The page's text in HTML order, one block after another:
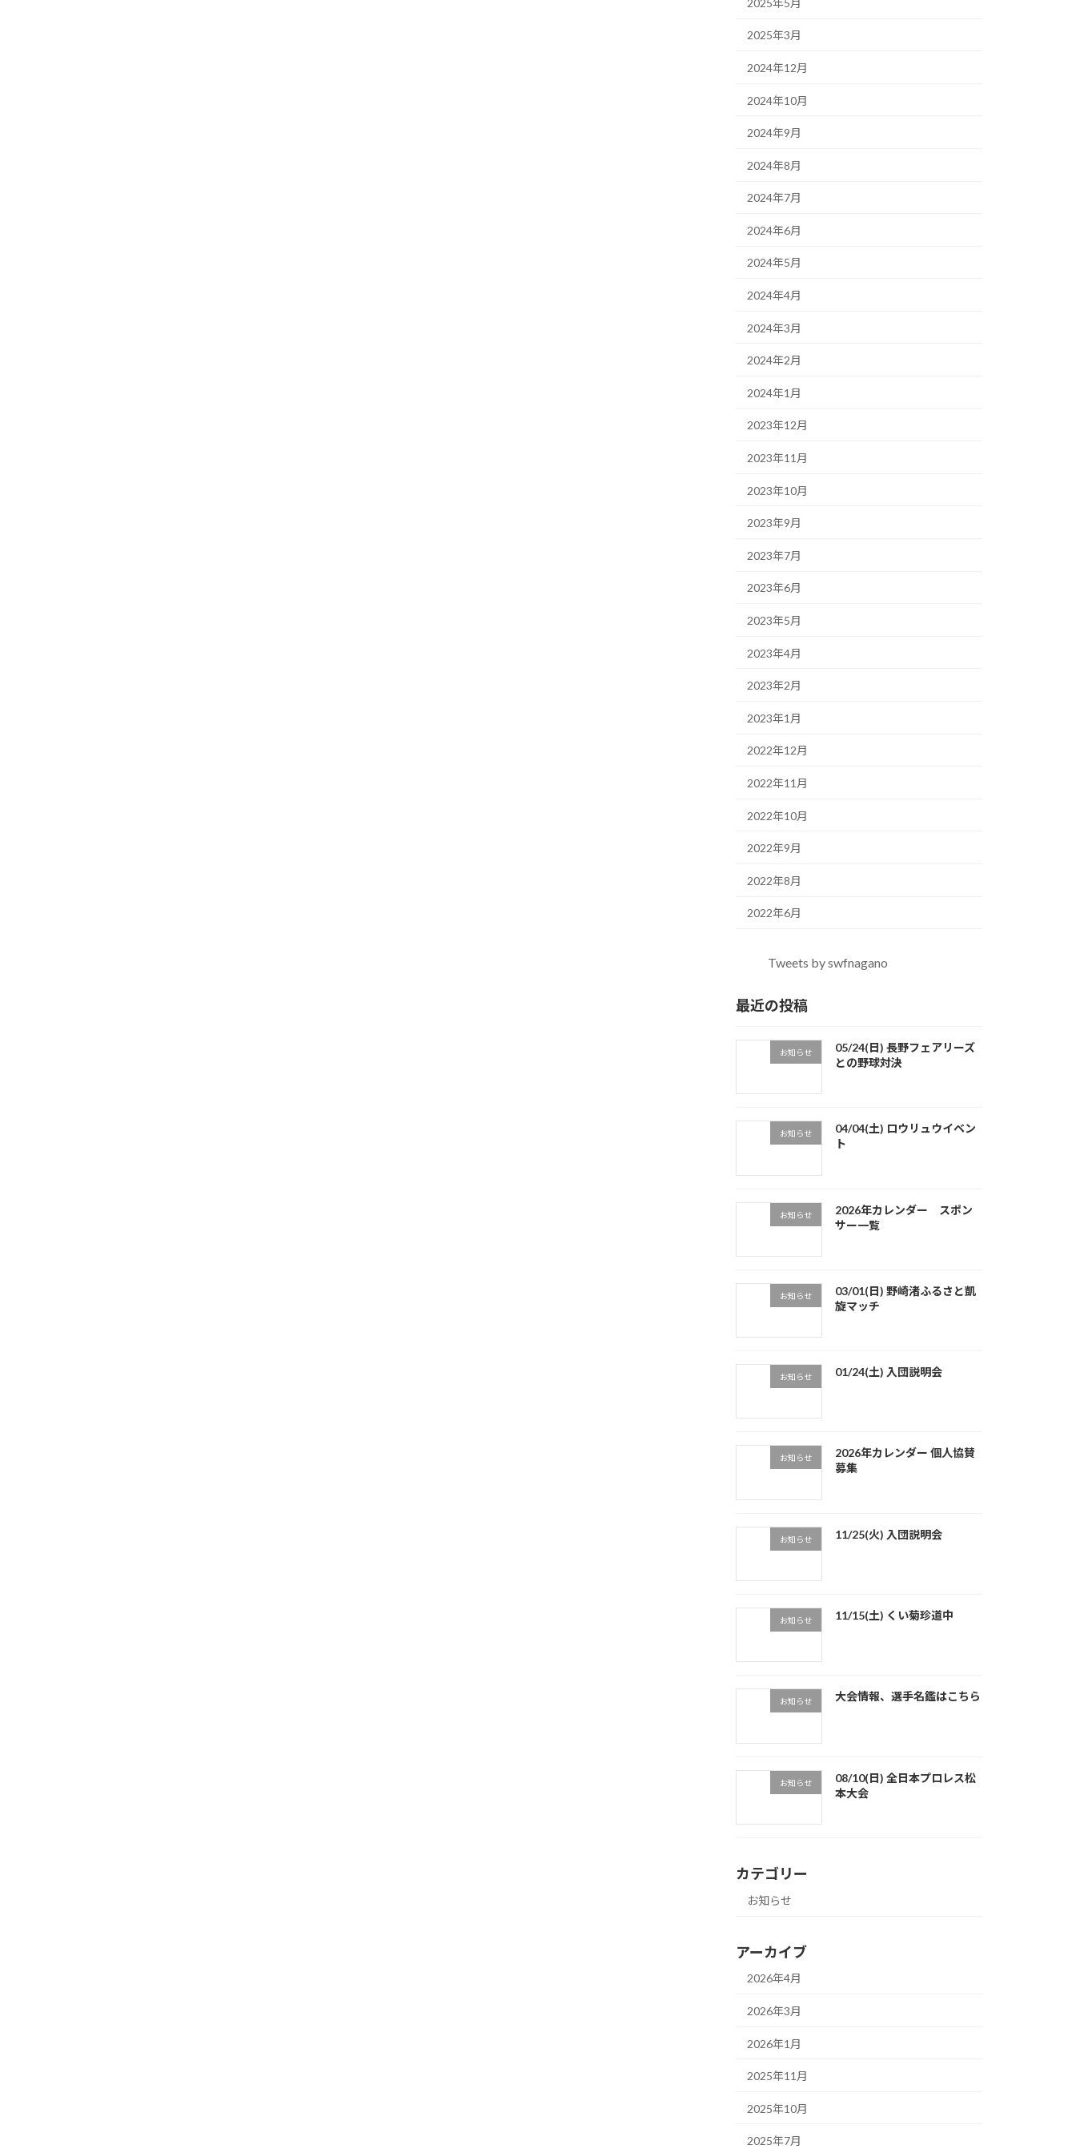
2025年3月
2024年12月
2024年10月
2024年9月
2024年8月
2024年7月
2024年6月
2024年5月
2024年4月
2024年3月
2024年2月
2024年1月
2023年12月
2023年11月
2023年10月
2023年9月
2023年7月
2023年6月
2023年5月
2023年4月
2023年2月
2023年1月
2022年12月
2022年11月
2022年10月
2022年9月
2022年8月
2022年6月
Tweets by swfnagano
最近の投稿
お知らせ
05/24(日) 長野フェアリーズ
との野球対決
お知らせ
04/04(土) ロウリュウイベン
ト
お知らせ
2026年カレンダー スポン
サー一覧
お知らせ
03/01(日) 野崎渚ふるさと凱
旋マッチ
お知らせ 01/24(土) 入団説明会
お知らせ
2026年カレンダー 個人協賛
募集
お知らせ 11/25(火) 入団説明会
お知らせ 11/15(土) くい菊珍道中
お知らせ 大会情報、選手名鑑はこちら
お知らせ
08/10(日) 全日本プロレス松
本大会
カテゴリー
お知らせ
アーカイブ
2026年4月
2026年3月
2026年1月
2025年11月
2025年10月
2025年7月